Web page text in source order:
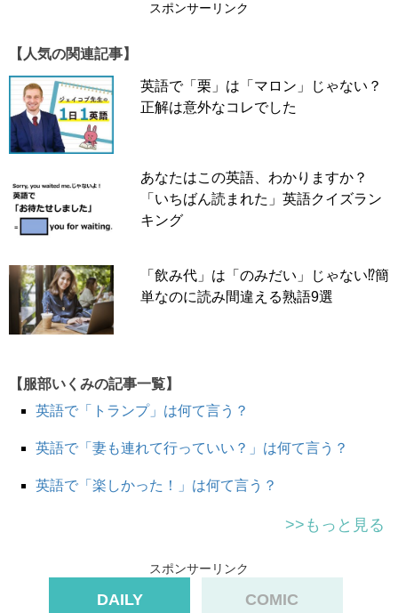
lay down= 横になる
back= 背中
で「仰向け」を表します。
I usually sleep on my side. What about you?
ie down on your back and relax.
仰向けになってリラックスして。
スポンサーリンク
【人気の関連記事】
英語で「栗」は「マロン」じゃない？
正解は意外なコレでした
あなたはこの英語、わかりますか？
「いちばん読まれた」英語クイズラン
キング
「飲み代」は「のみだい」じゃない⁉簡
単なのに読み間違える熟語9選
【服部いくみの記事一覧】
英語で「トランプ」は何て言う？
英語で「妻も連れて行っていい？」は何て言う？
英語で「楽しかった！」は何て言う？
>>もっと見る
スポンサーリンク
DAILY COMIC